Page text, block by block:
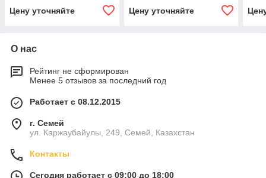
Цену уточняйте Цену уточняйте
О нас
Рейтинг не сформирован
Менее 5 отзывов за последний год
Работает с 08.12.2015
г. Семей
ул. Каржаубайулы, 249, Семей, Казахстан
Контакты
Сегодня работает с 09:00 до 18:00